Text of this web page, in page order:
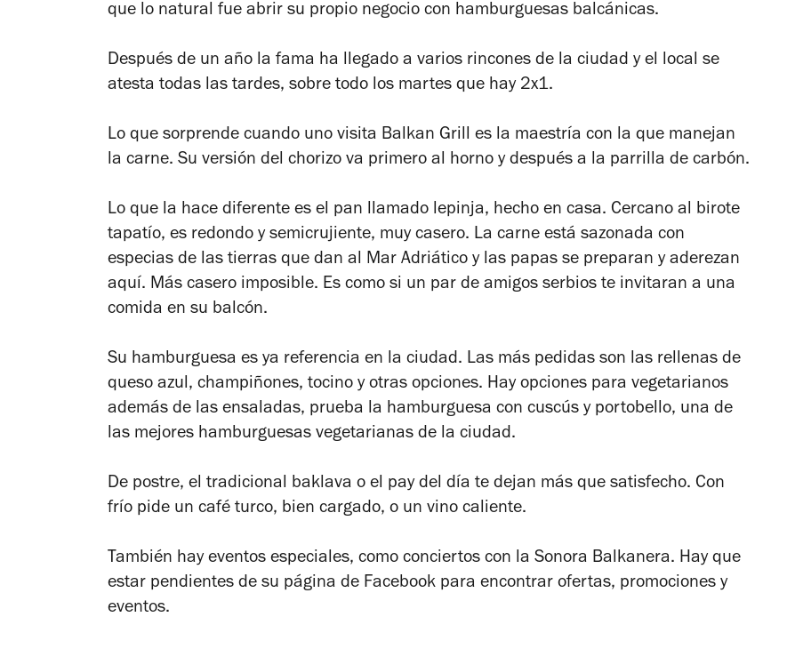
que lo natural fue abrir su propio negocio con hamburguesas balcánicas.
Después de un año la fama ha llegado a varios rincones de la ciudad y el local se
atesta todas las tardes, sobre todo los martes que hay 2x1.
Lo que sorprende cuando uno visita Balkan Grill es la maestría con la que manejan
la carne. Su versión del chorizo va primero al horno y después a la parrilla de carbón.
Lo que la hace diferente es el pan llamado lepinja, hecho en casa. Cercano al birote
tapatío, es redondo y semicrujiente, muy casero. La carne está sazonada con
especias de las tierras que dan al Mar Adriático y las papas se preparan y aderezan
aquí. Más casero imposible. Es como si un par de amigos serbios te invitaran a una
comida en su balcón.
Su hamburguesa es ya referencia en la ciudad. Las más pedidas son las rellenas de
queso azul, champiñones, tocino y otras opciones. Hay opciones para vegetarianos
además de las ensaladas, prueba la hamburguesa con cuscús y portobello, una de
las mejores hamburguesas vegetarianas de la ciudad.
De postre, el tradicional baklava o el pay del día te dejan más que satisfecho. Con
frío pide un café turco, bien cargado, o un vino caliente.
También hay eventos especiales, como conciertos con la Sonora Balkanera. Hay que
estar pendientes de su página de Facebook para encontrar ofertas, promociones y
eventos.